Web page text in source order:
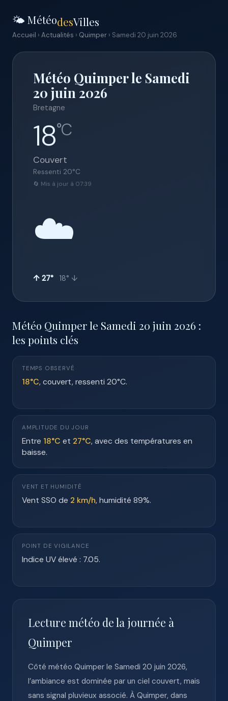
🌤️ MétéodesVilles
Accueil › Actualités › Quimper › Samedi 20 juin 2026
Météo Quimper le Samedi
20 juin 2026
Bretagne
18°C
Couvert
Ressenti 20°C
🔄 Mis à jour à 07:39
☁️
↑ 27° 18° ↓
Météo Quimper le Samedi 20 juin 2026 :
les points clés
TEMPS OBSERVÉ
18°C, couvert, ressenti 20°C.
AMPLITUDE DU JOUR
Entre 18°C et 27°C, avec des températures en
baisse.
VENT ET HUMIDITÉ
Vent SSO de 2 km/h, humidité 89%.
POINT DE VIGILANCE
Indice UV élevé : 7.05.
Lecture météo de la journée à
Quimper
Côté météo Quimper le Samedi 20 juin 2026,
l’ambiance est dominée par un ciel couvert, mais
sans signal pluvieux associé. À Quimper, dans